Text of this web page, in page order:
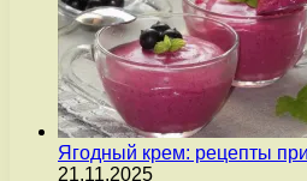
Ягодный крем: рецепты
21.11.2025